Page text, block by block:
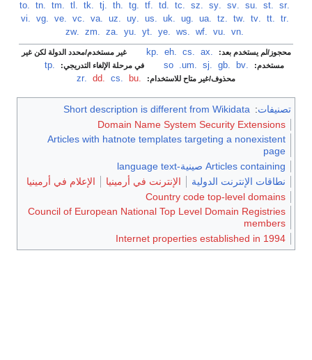
.sr
.st
.su
.sv
.sy
.sz
.tc
.td
.tf
.tg
.th
.tj
.tk
.tl
.tm
.tn
.to
.tr
.tt
.tv
.tw
.tz
.ua
.ug
.uk
.us
.uy
.uz
.va
.vc
.ve
.vg
.vi
.vn
.vu
.wf
.ws
.ye
.yt
.yu
.za
.zm
.zw
محجوز/لم يستخدم بعد: .ax
.cs
.eh
.kp
‏غير مستخدم/محدد الدولة لكن غير
مستخدم:
.bv
.gb
.sj
.so
.um في مرحلة الإلغاء التدريجي: .tp
محذوف/غير متاح للاستخدام: .bu
.cs
.dd
.zr
تصنيفات:
Short description is different from Wikidata
Domain Name System Security Extensions
Articles with hatnote templates targeting a nonexistent
page
Articles containing صينية-language text
نطاقات الإنترنت الدولية
الإنترنت في أرمينيا
الإعلام في أرمينيا
Country code top-level domains
Council of European National Top Level Domain Registries
members
Internet properties established in 1994